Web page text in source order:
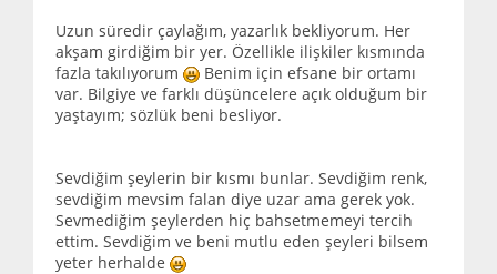
Uzun süredir çaylağım, yazarlık bekliyorum. Her
akşam girdiğim bir yer. Özellikle ilişkiler kısmında
fazla takılıyorum
Benim için efsane bir ortamı
var. Bilgiye ve farklı düşüncelere açık olduğum bir
yaştayım; sözlük beni besliyor.
Sevdiğim şeylerin bir kısmı bunlar. Sevdiğim renk,
sevdiğim mevsim falan diye uzar ama gerek yok.
Sevmediğim şeylerden hiç bahsetmemeyi tercih
ettim. Sevdiğim ve beni mutlu eden şeyleri bilsem
yeter herhalde